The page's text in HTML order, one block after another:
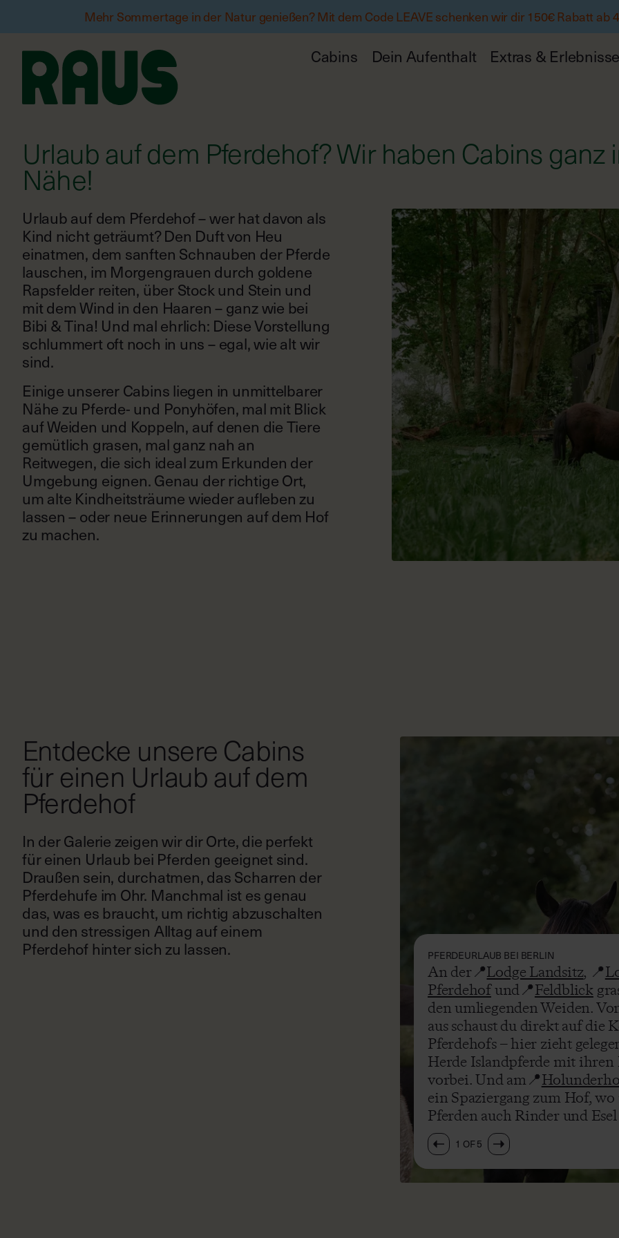
Mehr Sommertage in der Natur genießen? Mit dem Code LEAVE schenken wir dir 150€ Rabatt ab
Cabins Dein Aufenthalt Extras & Erlebnisse
Urlaub auf dem Pferdehof? Wir haben Cabins ganz
Nähe!
Urlaub auf dem Pferdehof – wer hat davon als
Kind nicht geträumt? Den Duft von Heu
einatmen, dem sanften Schnauben der Pferde
lauschen, im Morgengrauen durch goldene
Rapsfelder reiten, über Stock und Stein und
mit dem Wind in den Haaren – ganz wie bei
Bibi & Tina! Und mal ehrlich: Diese Vorstellung
schlummert oft noch in uns – egal, wie alt wir
sind.
Einige unserer Cabins liegen in unmittelbarer
Nähe zu Pferde- und Ponyhöfen, mal mit Blick
auf Weiden und Koppeln, auf denen die Tiere
gemütlich grasen, mal ganz nah an
Reitwegen, die sich ideal zum Erkunden der
Umgebung eignen. Genau der richtige Ort,
um alte Kindheitsträume wieder aufleben zu
lassen – oder neue Erinnerungen auf dem Hof
zu machen.
Entdecke unsere Cabins
für einen Urlaub auf dem
Pferdehof
In der Galerie zeigen wir dir Orte, die perfekt
für einen Urlaub bei Pferden geeignet sind.
Draußen sein, durchatmen, das Scharren der
Pferdehufe im Ohr. Manchmal ist es genau
das, was es braucht, um richtig abzuschalten
und den stressigen Alltag auf einem
Pferdehof hinter sich zu lassen. PFERDEURLAUB BEI BERLIN
An der📍Lodge Landsitz, 📍
Pferdehofund📍Feldblick
den umliegenden Weiden.
aus schaust du direkt auf die
Pferdehofs – hier zieht
Herde Islandpferde mit ihren
vorbei. Und am📍
ein Spaziergang zum Hof, wo
Pferden auch Rinder und
1 OF5
An der📍Lodge Landsitz, 📍
Pferdehofund📍Feldblick
den umliegenden Weiden.
aus schaust du direkt auf die
Pferdehofs – hier zieht
Herde Islandpferde mit ihren
vorbei. Und am📍
ein Spaziergang zum Hof, wo
Pferden auch Rinder und
1 OF5